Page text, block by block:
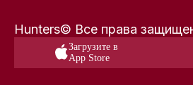
Hunters© Все права
Загрузите в
App Store